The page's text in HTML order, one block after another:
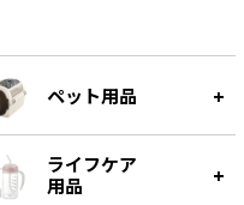
ペット用品
ライフケア
用品